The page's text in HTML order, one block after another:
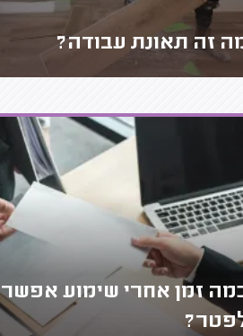
זה תאונת עבודה?
זמן אחרי שימוע אפשר